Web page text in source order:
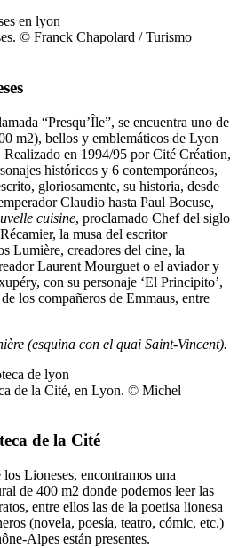
© Franck Chapolard / Turismo
“Presqu’Île”, se encuentra uno de
m2), bellos y emblemáticos de Lyon
Realizado en 1994/95 por Cité Création,
históricos y 6 contemporáneos,
gloriosamente, su historia, desde
Claudio hasta Paul Bocuse,
cuisine, proclamado Chef del siglo
la musa del escritor
Lumière, creadores del cine, la
Laurent Mourguet o el aviador y
con su personaje ‘El Principito’,
los compañeros de Emmaus, entre
(esquina con el quai Saint-Vincent).
de la Cité, en Lyon. © Michel
de la Cité
Lioneses, encontramos una
de 400 m2 donde podemos leer las
entre ellos las de la poetisa lionesa
(novela, poesía, teatro, cómic, etc.)
Alpes están presentes.